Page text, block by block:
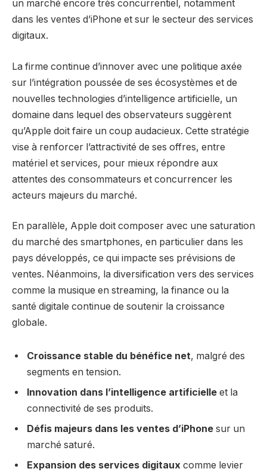
un marché encore très concurrentiel, notamment
dans les ventes d’iPhone et sur le secteur des services
digitaux.
La firme continue d’innover avec une politique axée
sur l’intégration poussée de ses écosystèmes et de
nouvelles technologies d’intelligence artificielle, un
domaine dans lequel des observateurs suggèrent
qu’Apple doit faire un coup audacieux. Cette stratégie
vise à renforcer l’attractivité de ses offres, entre
matériel et services, pour mieux répondre aux
attentes des consommateurs et concurrencer les
acteurs majeurs du marché.
En parallèle, Apple doit composer avec une saturation
du marché des smartphones, en particulier dans les
pays développés, ce qui impacte ses prévisions de
ventes. Néanmoins, la diversification vers des services
comme la musique en streaming, la finance ou la
santé digitale continue de soutenir la croissance
globale.
Croissance stable du bénéfice net, malgré des
segments en tension.
Innovation dans l’intelligence artificielle et la
connectivité de ses produits.
Défis majeurs dans les ventes d’iPhone sur un
marché saturé.
Expansion des services digitaux comme levier